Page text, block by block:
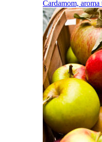
Cardamom,